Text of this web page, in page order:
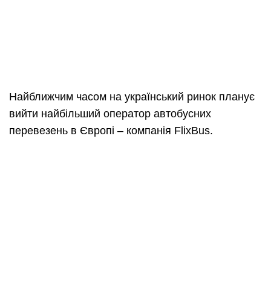
Найближчим часом на український ринок планує
вийти найбільший оператор автобусних
перевезень в Європі – компанія FlixBus.